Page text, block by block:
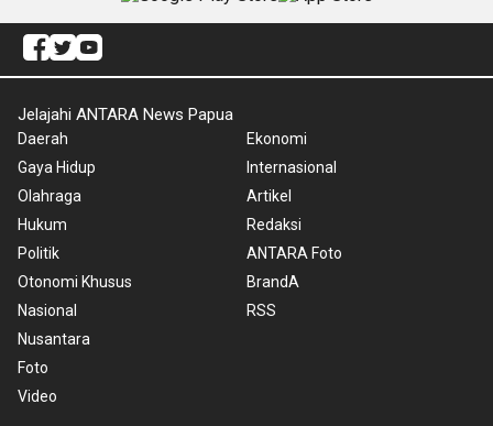
Jelajahi ANTARA News Papua
Daerah
Gaya Hidup
Olahraga
Hukum
Politik
Otonomi Khusus
Nasional
Nusantara
Foto
Video
Ekonomi
Internasional
Artikel
Redaksi
ANTARA Foto
BrandA
RSS